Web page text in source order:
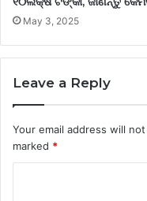
May 3, 2025
Leave a Reply
Your email address will
marked *